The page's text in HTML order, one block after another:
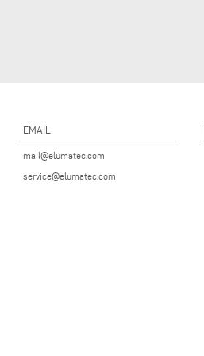
EMAIL
mail@elumatec.com
service@elumatec.com